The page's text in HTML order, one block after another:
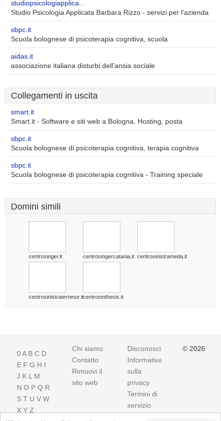
studiopsicologiapplica..
Studio Psicologia Applicata Barbara Rizzo - servizi per l'azienda
sbpc.it
Scuola bolognese di psicoterapia cognitiva, scuola
aidas.it
associazione italiana disturbi dell'ansia sociale
Collegamenti in uscita
smart.it
Smart.it - Software e siti web a Bologna. Hosting, posta
sbpc.it
Scuola bolognese di psicoterapia cognitiva, terapia cognitiva
sbpc.it
Scuola bolognese di psicoterapia cognitiva - Training speciale
Domini simili
centrosinger.it centrosingercatania.it centrosinistrameda.it
centrosinistraternese.itcentrosinthesis.it
0A B C D
E F G H I
J K L M
N O P Q R
S T U V W
X Y Z
Chi siamo
Contatto
Rimuovi il
sito web
Disconoscimento
Informativa
sulla
privacy
Termini di
servizio
© 2026